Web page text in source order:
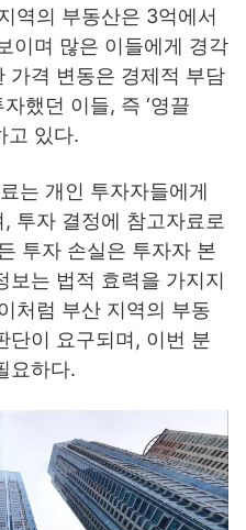
역의 부동산은 3억에서
이며 많은 이들에게 경각
가격 변동은 경제적 부담
했던 이들, 즉 ‘영끌
고 있다.
는 개인 투자자들에게
투자 결정에 참고자료로
투자 손실은 투자자 본
보는 법적 효력을 가지지
처럼 부산 지역의 부동
단이 요구되며, 이번 분
요하다.